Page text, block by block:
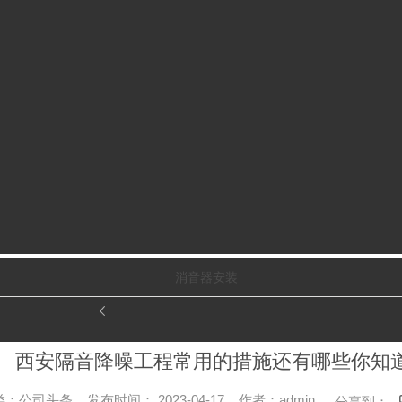
消音器安装
西安隔音降噪工程常用的措施还有哪些你知